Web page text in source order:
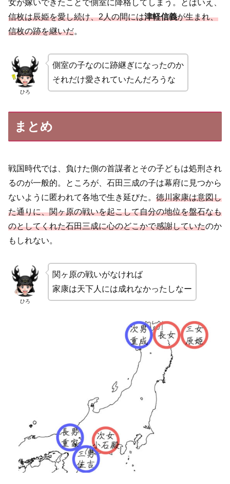
女が嫁いできたことで側室に降格してしまう。とはいえ、
信枚は辰姫を愛し続け、2人の間には津軽信義が生まれ、
信枚の跡を継いだ。
ひろ
側室の子なのに跡継ぎになったのか
それだけ愛されていたんだろうな
まとめ
戦国時代では、負けた側の首謀者とその子どもは処刑され
るのが一般的。ところが、石田三成の子は幕府に見つから
ないように匿われて各地で生き延びた。 徳川家康は意図し
た通りに、関ヶ原の戦いを起こして自分の地位を盤石なも
のとしてくれた石田三成に心のどこかで感謝していたのか
もしれない。
ひろ
関ヶ原の戦いがなければ
家康は天下人には成れなかったしなー